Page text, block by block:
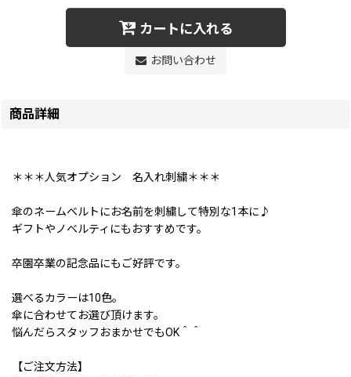
カートに入れる
お問い合わせ
商品詳細
＊＊＊人気オプション 名入れ刺繍＊＊＊
傘のネームベルトにお名前を刺繍して特別な1本に♪
ギフトやノベルティにもおすすめです。
卒園卒業の記念品にもご好評です。
選べるカラーは10色。
傘に合わせてお選び頂けます。
悩んだらスタッフおまかせでもOK＾＾
【ご注文方法】